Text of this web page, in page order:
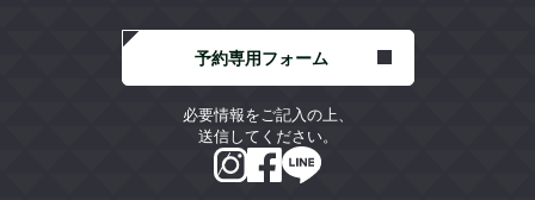
予約専用フォーム
必要情報をご記入の上、
送信してください。